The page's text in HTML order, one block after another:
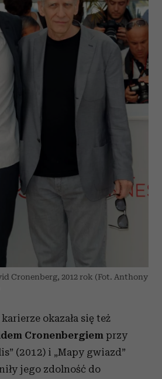
Cronenberg, 2012 rok (Fot. Anthony
okazała się też
Cronenbergiem przy
(2012) i „Mapy gwiazd”
jego zdolność do